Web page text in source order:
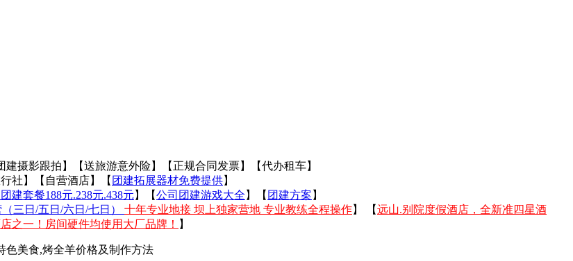
建摄影跟拍】【送旅游意外险】【正规合同发票】【代办租车】
社】【自营酒店】【 团建拓展器材免费提供】
建套餐188元.238元.438元 】【公司团建游戏大全 】【 团建方案 】
三日/五日/六日/七日） 十年专业地接 坝上独家营地 专业教练全程操作】 【远山.别院度假酒店，全新准四星酒
之一！房间硬件均使用大厂品牌！ 】
色美食,烤全羊价格及制作方法